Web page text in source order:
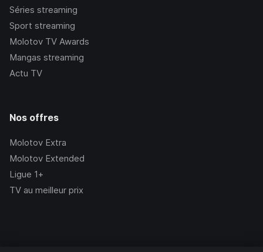
Séries streaming
Sport streaming
Molotov TV Awards
Mangas streaming
Actu TV
Nos offres
Molotov Extra
Molotov Extended
Ligue 1+
TV au meilleur prix